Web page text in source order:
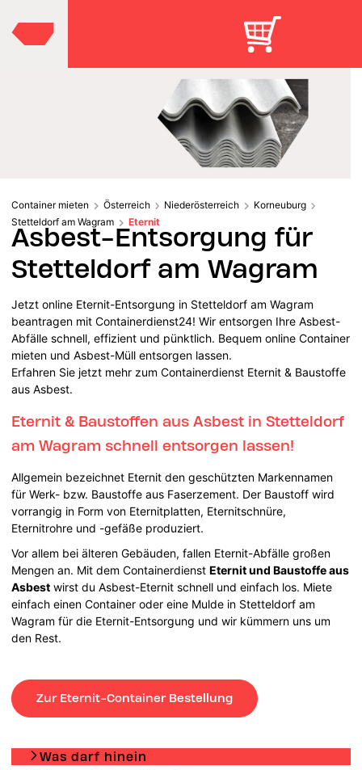
Container mieten Österreich Niederösterreich
Korneuburg
Stetteldorf am Wagram
Eternit
Asbest-Entsorgung für
Stetteldorf am Wagram
Jetzt online Eternit-Entsorgung in Stetteldorf am Wagram
beantragen mit Containerdienst24! Wir entsorgen Ihre Asbest-
Abfälle schnell, effizient und pünktlich. Bequem online Container
mieten und Asbest-Müll entsorgen lassen.
Erfahren Sie jetzt mehr zum Containerdienst Eternit & Baustoffe
aus Asbest.
Eternit & Baustoffen aus Asbest in Stetteldorf
am Wagram schnell entsorgen lassen!
Allgemein bezeichnet Eternit den geschützten Markennamen
für Werk- bzw. Baustoffe aus Faserzement. Der Baustoff wird
vorrangig in Form von Eternitplatten, Eternitschnüre,
Eternitrohre und -gefäße produziert.
Vor allem bei älteren Gebäuden, fallen Eternit-Abfälle großen
Mengen an. Mit dem ContainerdienstEternit und Baustoffe aus
Asbest wirst du Asbest-Eternit schnell und einfach los. Miete
einfach einen Container oder eine Mulde in Stetteldorf am
Wagram für die Eternit-Entsorgung und wir kümmern uns um
den Rest.
Zur Eternit-Container Bestellung
Was darf hinein